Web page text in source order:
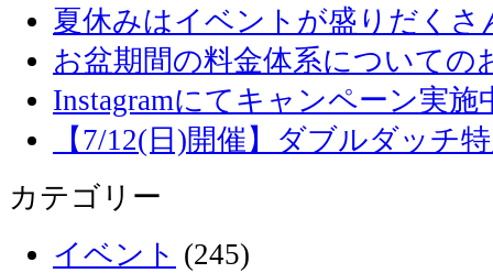
夏休みはイベントが盛りだくさ
お盆期間の料金体系についての
Instagramにてキャンペーン実施
【7/12(日)開催】ダブルダッチ
カテゴリー
イベント (245)